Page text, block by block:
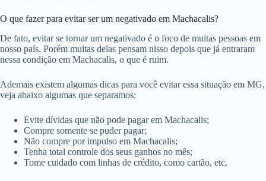
O que fazer para evitar ser um negativado em Machacalis?
De fato, evitar se tornar um negativado é o foco de muitas pessoas em
nosso país. Porém muitas delas pensam nisso depois que já entraram
nessa condição em Machacalis, o que é ruim.
Ademais existem algumas dicas para você evitar essa situação em MG,
veja abaixo algumas que separamos:
Evite dívidas que não pode pagar em Machacalis;
Compre somente se puder pagar;
Não compre por impulso em Machacalis;
Tenha total controle dos seus ganhos no mês;
Tome cuidado com linhas de crédito, como cartão, etc.